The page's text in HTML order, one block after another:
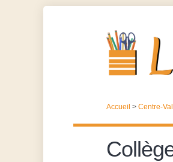
Accueil > Centre-